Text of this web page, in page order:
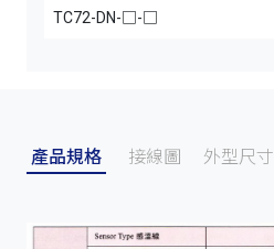
TC72-DN-□-□
產品規格 接線圖 外型尺寸